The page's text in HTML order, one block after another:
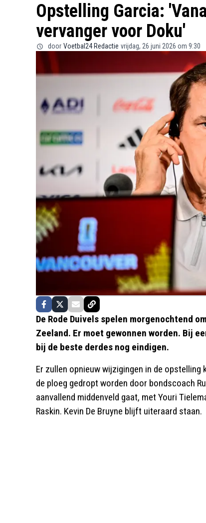
Opstelling Garcia:
vervanger voor Doku'
door Voetbal24 Redactie vrijdag, 26 juni 2026 om 9:30
De Rode Duivels spelen morgenochtend
Zeeland. Er moet gewonnen worden. Bij
bij de beste derdes nog eindigen.
Er zullen opnieuw wijzigingen in de
de ploeg gedropt worden door bondscoach
aanvallend middenveld gaat, met Youri
Raskin. Kevin De Bruyne blijft uiteraard staan.